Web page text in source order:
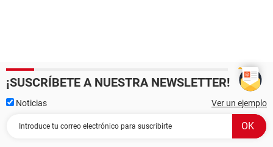
¡SUSCRÍBETE A NUESTRA NEWSLETTER!
Noticias Ver un ejemplo